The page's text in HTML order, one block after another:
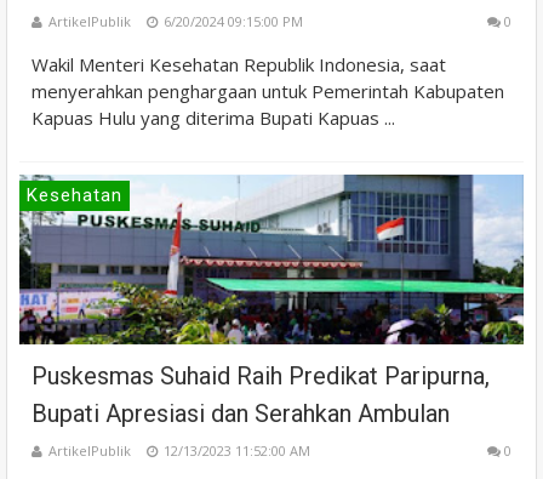
ArtikelPublik 6/20/2024 09:15:00 PM 0
Wakil Menteri Kesehatan Republik Indonesia, saat
menyerahkan penghargaan untuk Pemerintah Kabupaten
Kapuas Hulu yang diterima Bupati Kapuas ...
Kesehatan
Puskesmas Suhaid Raih Predikat Paripurna,
Bupati Apresiasi dan Serahkan Ambulan
ArtikelPublik 12/13/2023 11:52:00 AM 0